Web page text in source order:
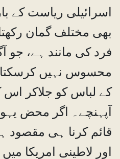
اسرائیلی ریاست کے
بھی مختلف گمان
فرد کی مانند ہے،
محسوس نہیں
کے لباس کو جلاکر
آپہنچے۔ اگر محض
قائم کرنا ہی مقصود
اور لاطینی امریکا